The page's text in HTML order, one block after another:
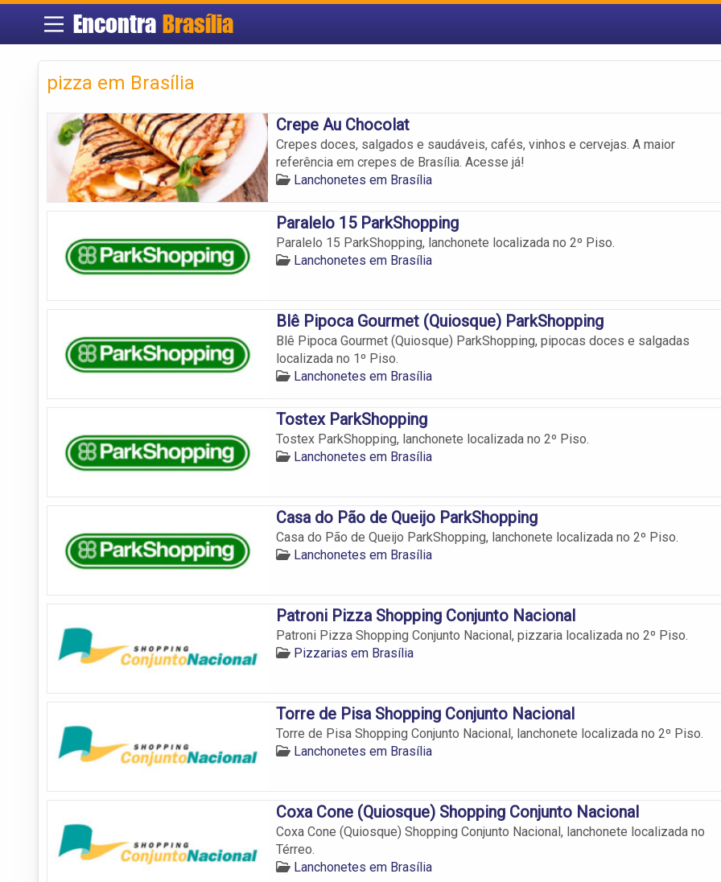
Encontra Brasília
pizza em Brasília
Crepe Au Chocolat
Crepes doces, salgados e saudáveis, cafés, vinhos e cervejas. A maior
referência em crepes de Brasília. Acesse já!
Lanchonetes em Brasília
Paralelo 15 ParkShopping
Paralelo 15 ParkShopping, lanchonete localizada no 2º Piso.
Lanchonetes em Brasília
Blê Pipoca Gourmet (Quiosque) ParkShopping
Blê Pipoca Gourmet (Quiosque) ParkShopping, pipocas doces e salgadas
localizada no 1º Piso.
Lanchonetes em Brasília
Tostex ParkShopping
Tostex ParkShopping, lanchonete localizada no 2º Piso.
Lanchonetes em Brasília
Casa do Pão de Queijo ParkShopping
Casa do Pão de Queijo ParkShopping, lanchonete localizada no 2º Piso.
Lanchonetes em Brasília
Patroni Pizza Shopping Conjunto Nacional
Patroni Pizza Shopping Conjunto Nacional, pizzaria localizada no 2º Piso.
Pizzarias em Brasília
Torre de Pisa Shopping Conjunto Nacional
Torre de Pisa Shopping Conjunto Nacional, lanchonete localizada no 2º Piso.
Lanchonetes em Brasília
Coxa Cone (Quiosque) Shopping Conjunto Nacional
Coxa Cone (Quiosque) Shopping Conjunto Nacional, lanchonete localizada no
Térreo.
Lanchonetes em Brasília